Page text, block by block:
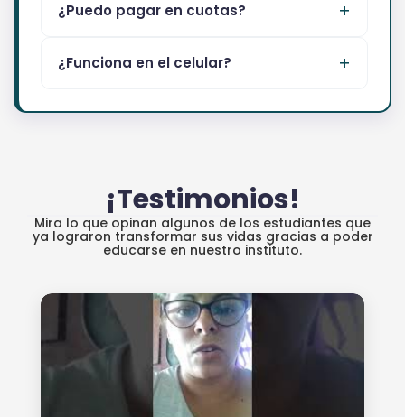
¿Puedo pagar en cuotas?
¿Funciona en el celular?
¡Testimonios!
Mira lo que opinan algunos de los estudiantes que
ya lograron transformar sus vidas gracias a poder
educarse en nuestro instituto.